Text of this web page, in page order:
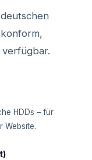
HDDs – für
Website.